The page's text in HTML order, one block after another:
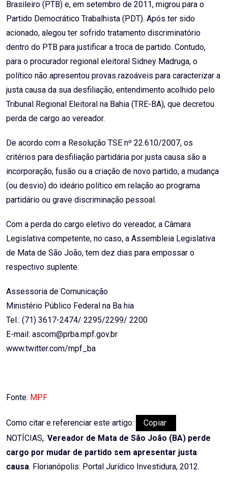
Brasileiro (PTB) e, em setembro de 2011, migrou para o
Partido Democrático Trabalhista (PDT). Após ter sido
acionado, alegou ter sofrido tratamento discriminatório
dentro do PTB para justificar a troca de partido. Contudo,
para o procurador regional eleitoral Sidney Madruga, o
político não apresentou provas razoáveis para caracterizar a
justa causa da sua desfiliação, entendimento acolhido pelo
Tribunal Regional Eleitoral na Bahia (TRE-BA), que decretou
perda de cargo ao vereador.
De acordo com a Resolução TSE nº 22.610/2007, os
critérios para desfiliação partidária por justa causa são a
incorporação, fusão ou a criação de novo partido, a mudança
(ou desvio) do ideário político em relação ao programa
partidário ou grave discriminação pessoal.
Com a perda do cargo eletivo do vereador, a Câmara
Legislativa competente, no caso, a Assembleia Legislativa
de Mata de São João, tem dez dias para empossar o
respectivo suplente.
Assessoria de Comunicação
Ministério Público Federal na Ba hia
Tel.: (71) 3617-2474/ 2295/2299/ 2200
E-mail: ascom@prba.mpf.gov.br
www.twitter.com/mpf_ba
Fonte: MPF
Como citar e referenciar este artigo:
Copiar
NOTÍCIAS,. Vereador de Mata de São João (BA) perde
cargo por mudar de partido sem apresentar justa
causa. Florianópolis: Portal Jurídico Investidura, 2012.